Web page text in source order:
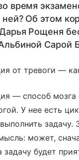
время
ней? Об этом
Рощеня
Сарой
от тревоги —
— способ мозга
У нее есть
задачу.
может,
задачу будет